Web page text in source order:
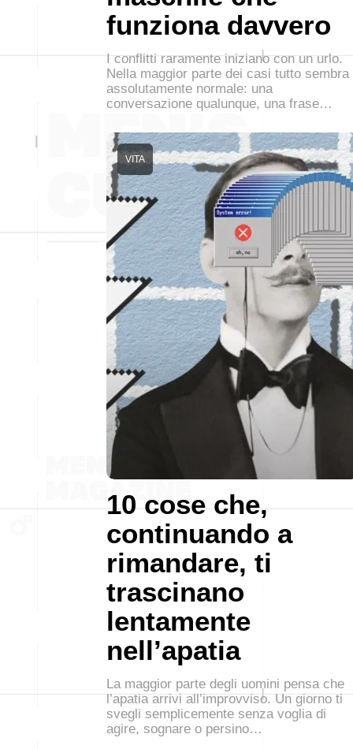
funziona davvero
I conflitti raramente iniziano con un urlo.
Nella maggior parte dei casi tutto sembra
assolutamente normale: una
conversazione qualunque, una frase…
10 cose che,
continuando a
rimandare, ti
trascinano
lentamente
nell’apatia
VITA
La maggior parte degli uomini pensa che
l’apatia arrivi all’improvviso. Un giorno ti
svegli semplicemente senza voglia di
agire, sognare o persino…